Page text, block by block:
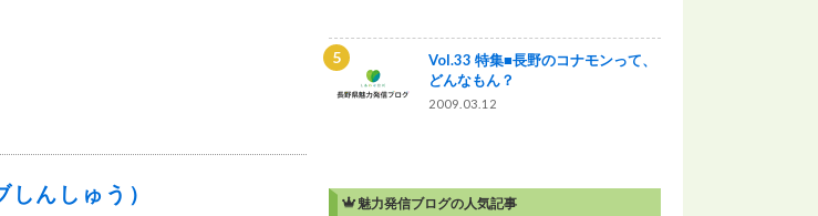
んしゅう）
Vol.33 特集■長野のコナモンって、
どんなもん？
2009.03.12
魅力発信ブログの人気記事